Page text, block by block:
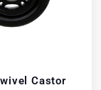
Castor